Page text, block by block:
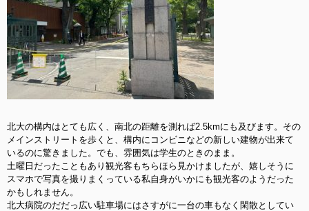
北大の構内はとても広く、南北の距離を測れば2.5kmにも及びます。その
メインストリートを歩くと、構内にコンビニなどの新しい建物が出来て
いるのに驚きました。でも、雰囲気は学生のときのまま。
土曜日だったこともあり観光客もちらほら見かけましたが、嬉しそうに
スマホで写真を撮りまくっている私自身がいかにも観光客のようだった
かもしれません。
北大病院のだだっ広い駐車場にはさすがに一台の車もなく閑散としてい